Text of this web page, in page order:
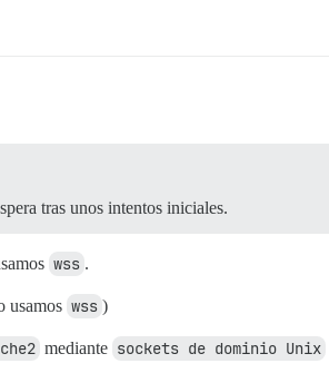
tras unos intentos iniciales.
wss .
usamos wss )
mediante sockets de dominio Unix